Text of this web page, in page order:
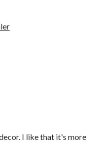
I like that it's more